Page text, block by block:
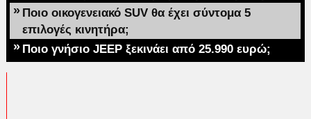
» Ποιο οικογενειακό SUV θα έχει σύντομα 5
επιλογές κινητήρα;
» Ποιο γνήσιο JEEP ξεκινάει από 25.990 ευρώ;